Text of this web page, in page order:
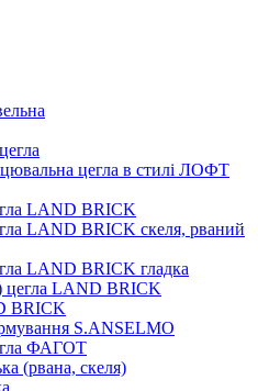
цегла в стилі ЛОФТ
LAND BRICK
LAND BRICK скеля, рваний
LAND BRICK гладка
цегла LAND BRICK
BRICK
S.ANSELMO
ФАГОТ
(рвана, скеля)